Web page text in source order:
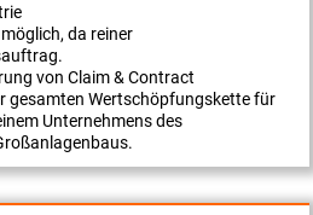
da reiner
von Claim & Contract
gesamten Wertschöpfungskette für
Unternehmens des